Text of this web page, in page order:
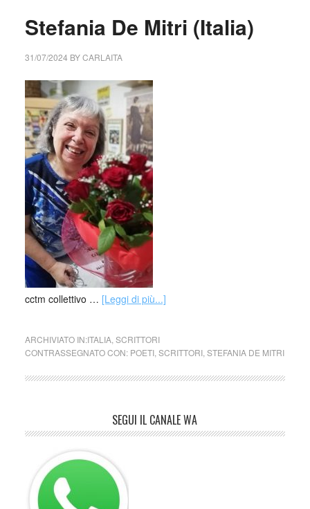
Stefania De Mitri (Italia)
31/07/2024 BYCARLAITA
cctm collettivo … [Leggi di più...]
ARCHIVIATO IN:ITALIA, SCRITTORI
CONTRASSEGNATO CON: POETI, SCRITTORI, STEFANIA DE MITRI
SEGUI IL CANALE WA